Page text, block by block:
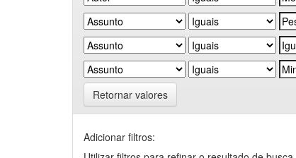
Retornar valores
Adicionar filtros: